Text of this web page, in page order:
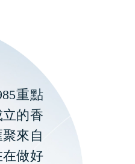
重點
的香
來自
做好